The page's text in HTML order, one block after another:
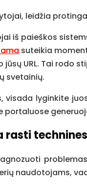
leidžia
iš paieškos
suteikia
jūsų URL. Tai rodo
svetainių.
visada lyginkite
portaluose
naudotojams,